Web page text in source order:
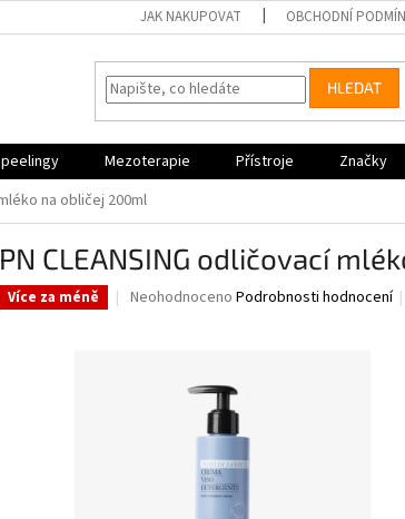
JAK NAKUPOVAT OBCHODNÍ
HLEDAT
Mezoterapie Přístroje
Značky
na obličej 200ml
PN CLEANSING odličovací
Více za méně
Průměrné
hvězdiček.
Neohodnoceno Podrobnosti hodnocení